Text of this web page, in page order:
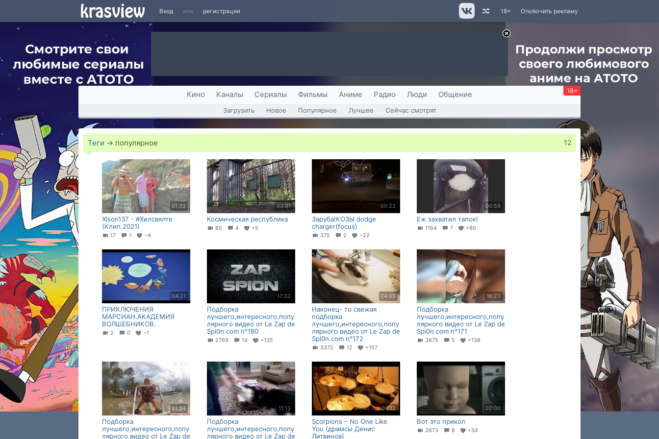
Вход или регистрация Отключить рекламу
18+
Кино Каналы Сериалы Фильмы Аниме Радио Люди Общение 18+
Загрузить Новое Популярное Лучшее Сейчас смотрят
Теги → популярное 12
01:33
Xlson137 - #Хилсвялте
(Клип 2021)
17 1 −4
03:01
Космическая республика
85 4 +5
00:23
Заруба!КОЗЫ dodge
charger(focus)
375 2 −22
00:59
Еж захватил тапок!
1164 7 +80
04:21
ПРИКЛЮЧЕНИЯ
МАРСИАН.АКАДЕМИЯ
ВОЛШЕБНИКОВ.
2 0 −1
17:32
Подборка
лучшего,интересного,попу
лярного видео от Le Zap de
Spi0n.com n°180
2769 14 +135
24:09
Наконец- то свежая
подборка
лучшего,интересного,попу
лярного видео от Le Zap de
Spi0n.com n°172
3372 12 +157
16:23
Подборка
лучшего,интересного,попу
лярного видео от Le Zap de
Spi0n.com n°171
3675 5 +138
21:34
Подборка
лучшего,интересного,попу
лярного видео от Le Zap de
11:13
Подборка
лучшего,интересного,попу
лярного видео от Le Zap de
04:12
Scorpions – No One Like
You (драмсы Денис
Литвинов)
02:00
Вот это прикол
2673 8 +34